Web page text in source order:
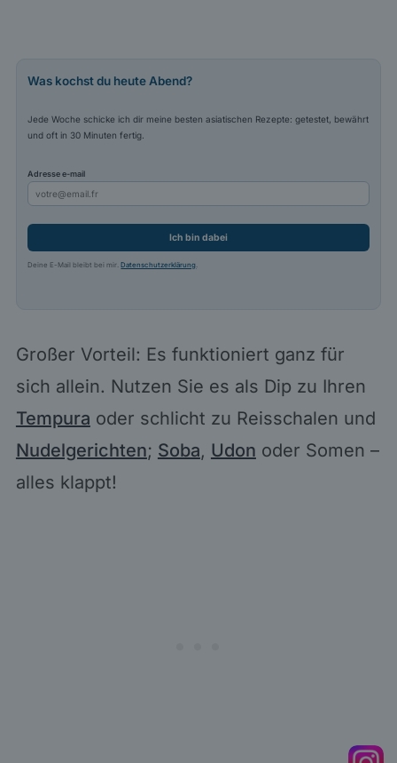
Was kochst du heute Abend?
Jede Woche schicke ich dir meine besten asiatischen Rezepte: getestet, bewährt
und oft in 30 Minuten fertig.
Adresse e-mail
Ich bin dabei
Deine E-Mail bleibt bei mir.Datenschutzerklärung
Großer Vorteil: Es funktioniert ganz für
sich allein. Nutzen Sie es als Dip zu Ihren
Tempura oder schlicht zu Reisschalen und
Nudelgerichten; Soba, Udon oder Somen –
alles klappt!